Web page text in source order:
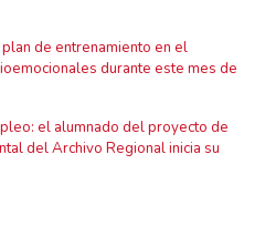
de entrenamiento en el
durante este mes de
el alumnado del proyecto de
del Archivo Regional inicia su